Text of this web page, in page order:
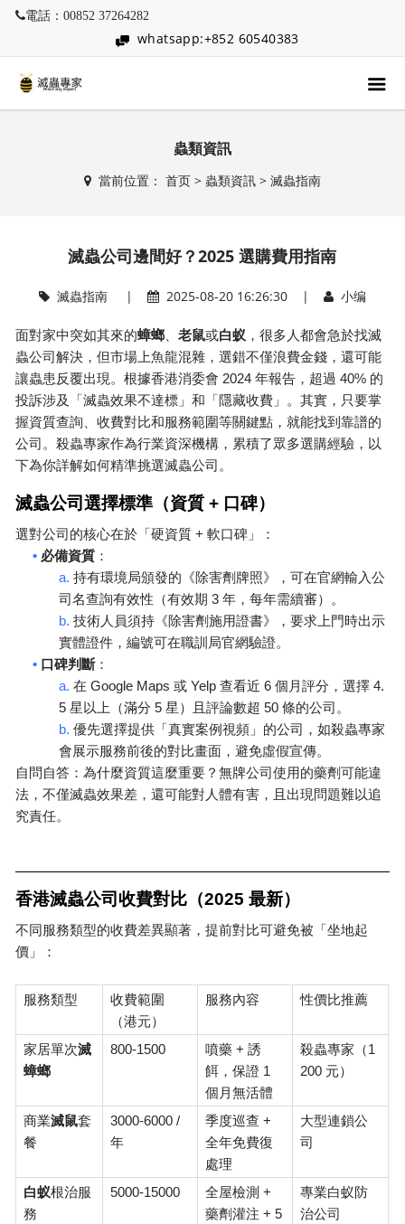
電話：00852 37264282
whatsapp:+852 60540383
蟲類資訊
當前位置： 首页> 蟲類資訊> 滅蟲指南
滅蟲公司邊間好？2025 選購費用指南
滅蟲指南| 2025-08-20 16:26:30 | 小编
面對家中突如其來的蟑螂 、老鼠或白蚁 ，很多人都會急於找滅
蟲公司解決，但市場上魚龍混雜，選錯不僅浪費金錢，還可能
讓蟲患反覆出現。根據香港消委會 2024年報告，超過40% 的
投訴涉及「滅蟲效果不達標」和「隱藏收費」。其實，只要掌
握資質查詢、收費對比和服務範圍等關鍵點，就能找到靠譜的
公司。殺蟲專家作為行業資深機構，累積了眾多選購經驗，以
下為你詳解如何精準挑選滅蟲公司。
滅蟲公司選擇標準（資質 + 口碑）
選對公司的核心在於「硬資質 +軟口碑」：
• 必備資質 ：
a.持有環境局頒發的《除害劑牌照》，可在官網輸入公
司名查詢有效性（有效期 3年，每年需續審）。
b.技術人員須持《除害劑施用證書》，要求上門時出示
實體證件，編號可在職訓局官網驗證。
• 口碑判斷：
a.在 Google Maps或Yelp查看近6個月評分，選擇4.
5星以上（滿分5星）且評論數超50條的公司。
b.優先選擇提供「真實案例視頻」的公司，如殺蟲專家
會展示服務前後的對比畫面，避免虛假宣傳。
自問自答：為什麼資質這麼重要？無牌公司使用的藥劑可能違
法，不僅滅蟲效果差，還可能對人體有害，且出現問題難以追
究責任。
香港滅蟲公司收費對比（2025最新）
不同服務類型的收費差異顯著，提前對比可避免被「坐地起
價」：
服務類型
收費範圍
（港元）
服務內容 性價比推薦
家居單次滅
蟑螂
800-1500 噴藥 +誘
餌，保證 1
個月無活體
殺蟲專家（1
200 元）
商業滅鼠套
餐
3000-6000 /
年
季度巡查 +
全年免費復
處理
大型連鎖公
司
白蚁根治服
務
5000-15000 全屋檢測 +
藥劑灌注+ 5
專業白蚁防
治公司